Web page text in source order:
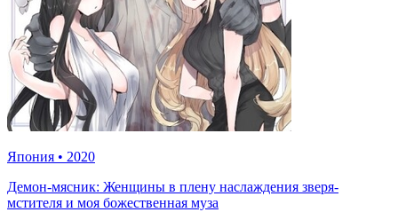
Япония • 2020
Демон-мясник: Женщины в плену наслаждения зверя-
мстителя и моя божественная муза